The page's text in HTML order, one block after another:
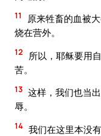
11
原来牲畜的血被
烧在营外。
12
所以，耶稣要用
苦。
13 这样，我们也当
辱。
14 我们在这里本没